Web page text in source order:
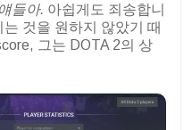
얘들아. 아쉽게도 죄송합니
것을 원하지 않았기 때
그는 DOTA 2의 상